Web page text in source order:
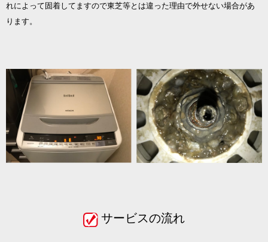
れによって固着してますので​​​​​​​東芝等とは違った理由で外せない場合があ
ります。
サービスの流れ